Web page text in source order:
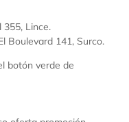
355, Lince.
Boulevard 141, Surco.
botón verde de